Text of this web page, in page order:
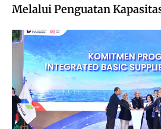
Melalui Penguatan